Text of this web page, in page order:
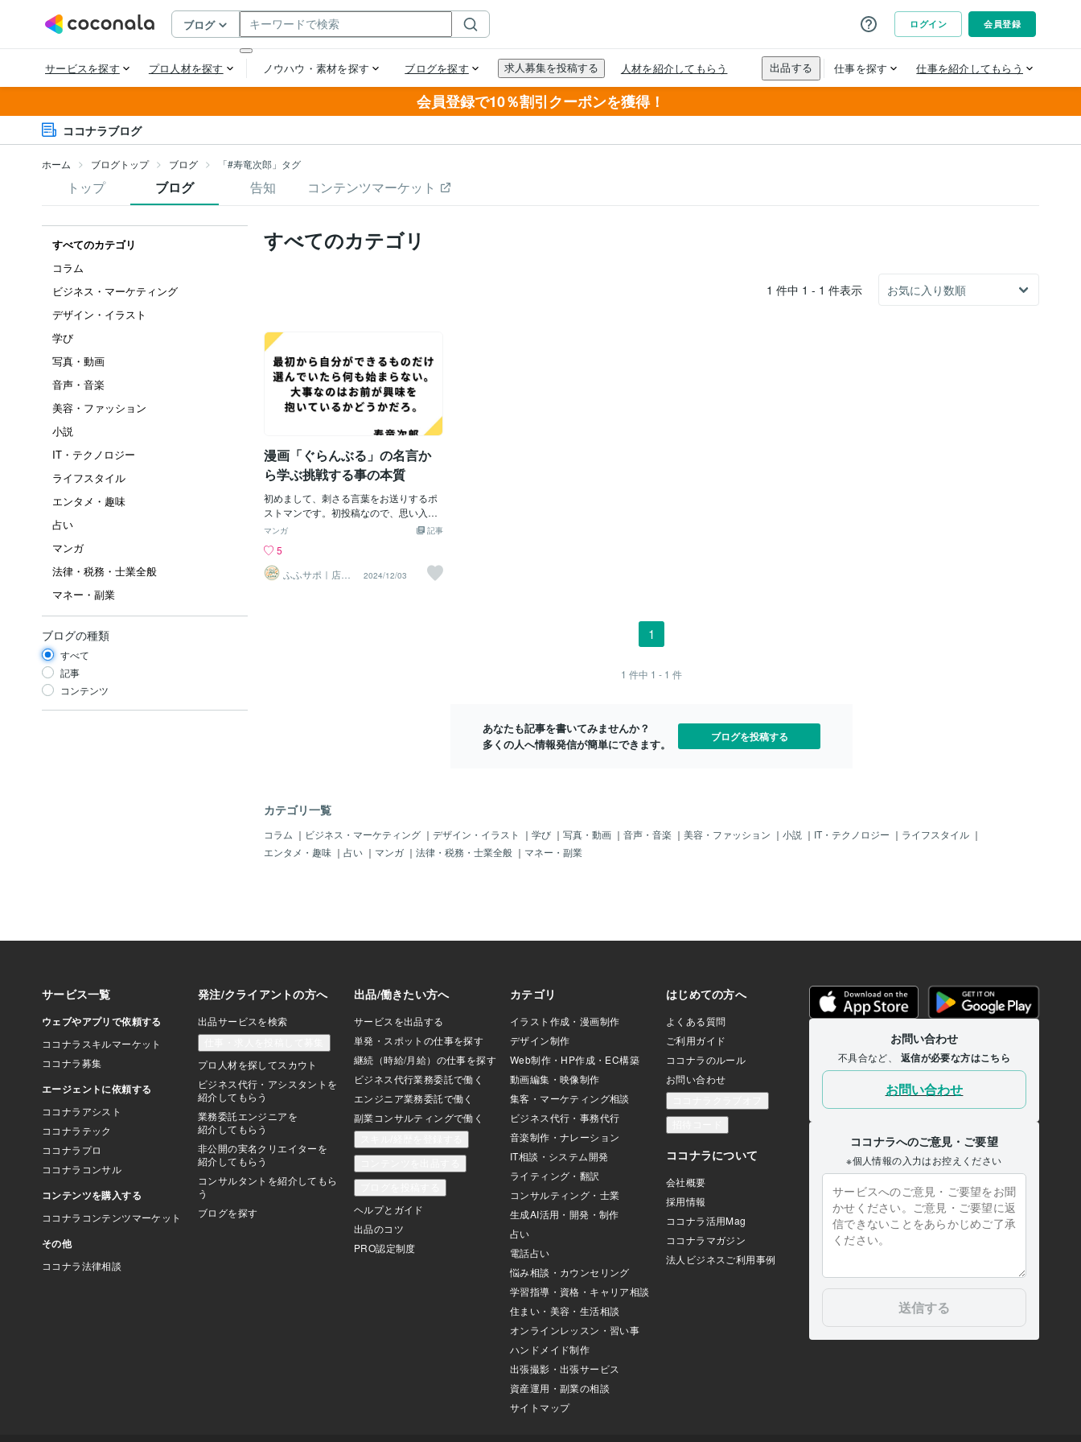
会員登録で10％割引クーポンを獲得！
ココナラブログ
ホーム ブログトップ ブログ 「#寿竜次郎」タグ
トップ ブログ 告知 コンテンツマーケット
すべてのカテゴリ
コラム
ビジネス・マーケティング
デザイン・イラスト
学び
写真・動画
音声・音楽
美容・ファッション
小説
IT・テクノロジー
ライフスタイル
エンタメ・趣味
占い
マンガ
法律・税務・士業全般
マネー・副業
ブログの種類
すべて
記事
コンテンツ
すべてのカテゴリ
1 件中 1 - 1 件表示
漫画「ぐらんぶる」の名言か
ら学ぶ挑戦する事の本質
初めまして、刺さる言葉をお送りするポ
ストマンです。初投稿なので、思い入れ
のある言葉にしたく選び抜いた名言で
んぶる〜新大学生活を始める主人公がダ
イビングサークルに入部し大学生活を満
喫する飲酒と全裸系のギャグ漫画。 一言
のやりとりをどう思いますか？ 私は普通
のやりとりだと思います。 泳げなければ
ダイビングどころか海に行く事もないと
思います。 しかし寿竜次郎は笑い飛ばし
てこう言います。 「お前さては国語が苦
かだろう。 これはハッとさせられまし
た。 この言葉は学生にはもちろんの事で
すが、社会人の方に対しても聞いてほし
い言葉です。 これはとても
記事
マンガ
5
ふふサポ｜店舗
の発信・運用サ
2024/12/03
1
1 件中 1 - 1 件
あなたも記事を書いてみませんか？
多くの人へ情報発信が簡単にできます。
ブログを投稿する
カテゴリ一覧
コラム ｜ ビジネス・マーケティング ｜ デザイン・イラスト ｜ 学び ｜ 写真・動画 ｜ 音声・音楽 ｜ 美容・ファッション ｜ 小説 ｜ IT・テクノロジー ｜ ライフスタイル ｜
エンタメ・趣味 ｜ 占い ｜ マンガ ｜ 法律・税務・士業全般 ｜ マネー・副業